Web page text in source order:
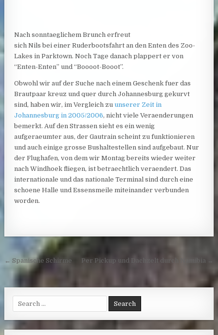
Nach sonntaeglichem Brunch erfreut
sich Nils bei einer Ruderbootsfahrt an den Enten des Zoo-
Lakes in Parktown. Noch Tage danach plappert er von
“Enten-Enten” und “Boooot-Booot”.
Obwohl wir auf der Suche nach einem Geschenk fuer das
Brautpaar kreuz und quer durch Johannesburg gekurvt
sind, haben wir, im Vergleich zu unserer Zeit in
Johannesburg in 2005/2006, nicht viele Veraenderungen
bemerkt. Auf den Strassen sieht es ein wenig
aufgeraeumter aus, der Gautrain scheint zu funktionieren
und auch einige grosse Bushaltestellen sind aufgebaut. Nur
der Flughafen, von dem wir Montag bereits wieder weiter
nach Windhoek fliegen, ist betraechtlich veraendert. Das
internationale und das nationale Terminal sind durch eine
schoene Halle und Essensmeile miteinander verbunden
worden.
Post navigation
← Spanische Schirme Per Pickup und Dachzelt durch Namibia →
Search for: